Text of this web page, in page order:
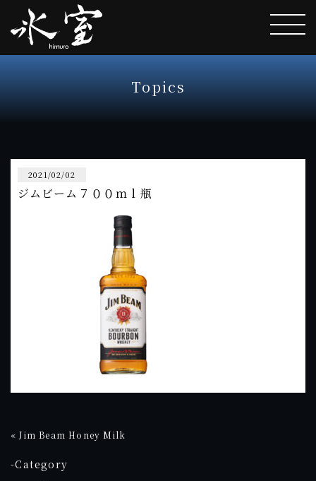
Topics
2021/02/02
ジムビーム７００ｍｌ瓶
«Jim Beam Honey Milk
-Category